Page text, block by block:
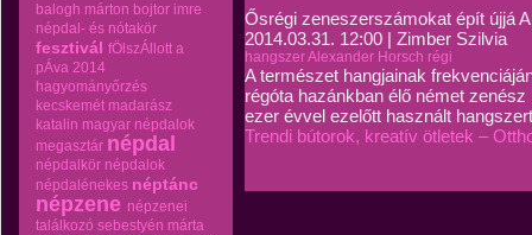
balogh márton bojtor imre
népdal- és nótakör
fesztivál fÖlszÁllott a
pÁva 2014
hagyományőrzés
kecskemét madarász
katalin magyar népdalok
megasztár népdal
népdalkör népdalok
népdalénekes néptánc
népzene népzenei
találkozó sebestyén márta
Ősrégi zeneszerszámokat épít újjá
2014.03.31. 12:00 | Zimber Szilvia
hangszerAlexander Horsch régi
A természet hangjainak
régóta hazánkban élő német
ezer évvel ezelőtt használt
Trendi bútorok, kreatív ötletek –